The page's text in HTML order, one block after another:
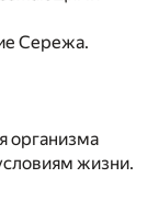
Сережа.
организма
жизни.